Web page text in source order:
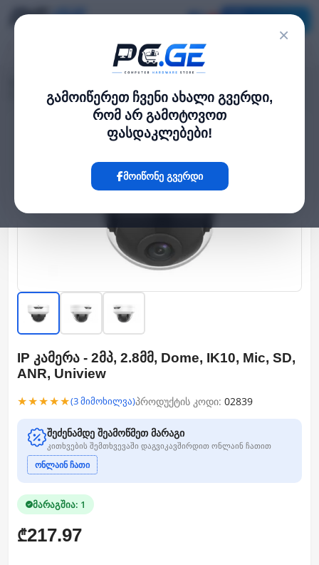
×
გამოიწერეთ ჩვენი ახალი გვერდი,
რომ არ გამოტოვოთ
ფასდაკლებები!
მოიწონე გვერდი
IP კამერა - 2მპ, 2.8მმ, Dome, IK10, Mic, SD, ANR, Uniview
IP კამერა - 2მპ, 2.8მმ, Dome, IK10, Mic, SD,
ANR, Uniview
★★★★★(3 მიმოხილვა)პროდუქტის კოდი: 02839
შეძენამდე შეამოწმეთ მარაგი
კითხვების შემთხვევაში დაგვიკავშირდით ონლაინ ჩათით
ონლაინ ჩათი
მარაგშია: 1
₾217.97